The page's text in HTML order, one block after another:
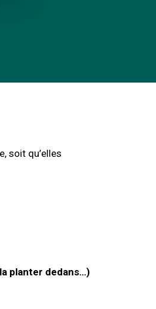
soit qu’elles
planter dedans…)